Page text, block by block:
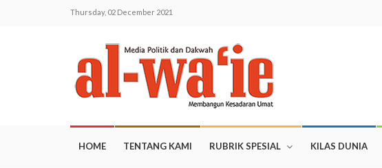
Thursday, 02 December 2021
HOME TENTANG KAMI RUBRIK SPESIAL KILAS DUNIA